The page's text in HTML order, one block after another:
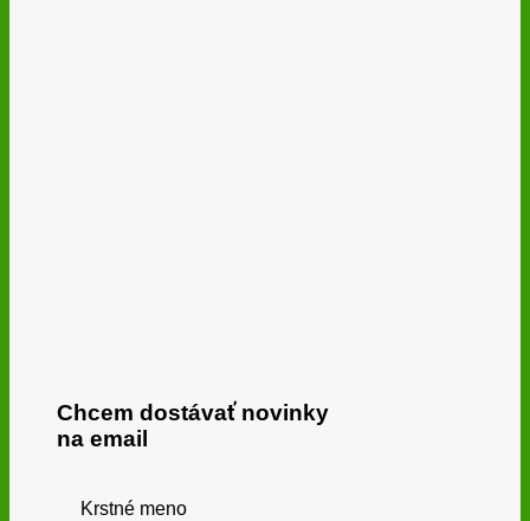
Chcem dostávať novinky
na email
Krstné meno